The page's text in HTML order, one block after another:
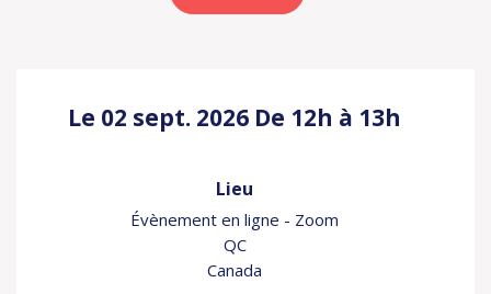
Le 02 sept. 2026 De 12h à 13h
Lieu
Évènement en ligne - Zoom
QC
Canada